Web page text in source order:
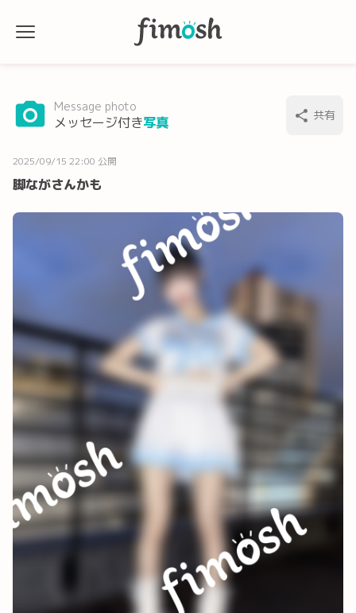
Message photo
メッセージ付き写真 共有
2025/09/15 22:00 公開
脚ながさんかも